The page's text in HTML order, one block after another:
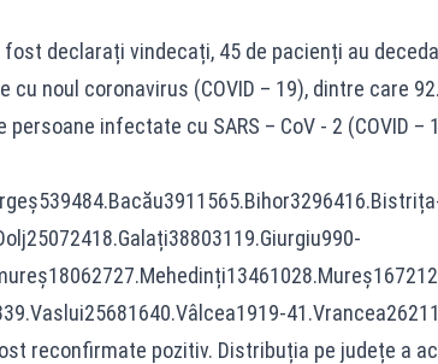
declarați vindecați, 45 de pacienți au
noul coronavirus (COVID – 19), dintre care
infectate cu SARS – CoV - 2 (COVID
reconfirmate pozitiv. Distribuția pe județe a